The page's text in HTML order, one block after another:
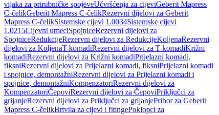
vijaka za prirubničke spojeveUčvršćenja za cijeviGeberit Mapress
C-čelikGeberit Mapress C-čelikRezervni dijelovi za Geberit
Mapress C-čelikSistemske cijevi 1.0034Sistemske cijevi
1.0215Cijevni umeciSpojniceRezervni dijelovi za
SpojniceRedukcijeRezervni dijelovi za RedukcijeKoljenaRezervni
dijelovi za KoljenaT-komadiRezervni dijelovi za T-komadiKrižni
komadiRezervni dijelovi za Križni komadiPrijelazni komadi,
fiksniRezervni dijelovi za Prijelazni komadi, fiksniPrijelazni komadi
i spojnice, demontažniRezervni dijelovi za Prijelazni komadi i
spojnice, demontažniKompenzatoriRezervni dijelovi za
KompenzatoriČepoviRezervni dijelovi za ČepoviPriključci za
grijanjeRezervni dijelovi za Priključci za grijanjePribor za Geberit
Mapress C-čelikBrtvila za cijevi i fitingePoklopci za